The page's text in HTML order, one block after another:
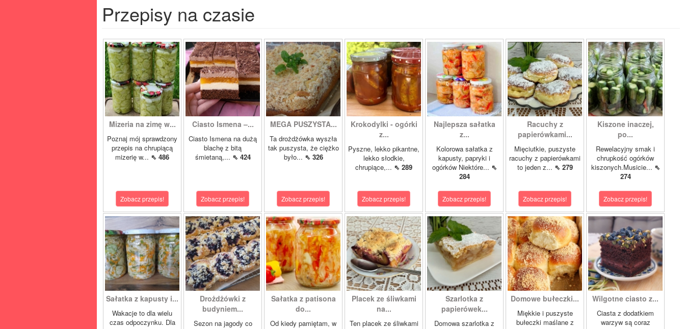
Przepisy na czasie
Mizeria na zimę w...
Poznaj mój sprawdzony
przepis na chrupiącą
mizerię w... ⇖ 486
Zobacz przepis!
Ciasto Ismena –...
Ciasto Ismena na dużą
blachę z bitą
śmietaną,... ⇖ 424
Zobacz przepis!
MEGA PUSZYSTA...
Ta drożdżówka wyszła
tak puszysta, że ciężko
było... ⇖ 326
Zobacz przepis!
Krokodylki - ogórki
z...
Pyszne, lekko pikantne,
lekko słodkie,
chrupiące,... ⇖ 289
Zobacz przepis!
Najlepsza sałatka
z...
Kolorowa sałatka z
kapusty, papryki i
ogórków Niektóre... ⇖
284
Zobacz przepis!
Racuchy z
papierówkami...
Mięciutkie, puszyste
racuchy z papierówkami
to jeden z... ⇖ 279
Zobacz przepis!
Kiszone inaczej,
po...
Rewelacyjny smak i
chrupkość ogórków
kiszonych.Musicie... ⇖
274
Zobacz przepis!
Sałatka z kapusty i...
Wakacje to dla wielu
czas odpoczynku. Dla
Drożdżówki z
budyniem...
Sezon na jagody co
Sałatka z patisona
do...
Od kiedy pamiętam, w
Placek ze śliwkami
na...
Ten placek ze śliwkami
Szarlotka z
papierówek...
Domowa szarlotka z
Domowe bułeczki...
Miękkie i puszyste
bułeczki maślane z
Wilgotne ciasto z...
Ciasta z dodatkiem
warzyw są coraz